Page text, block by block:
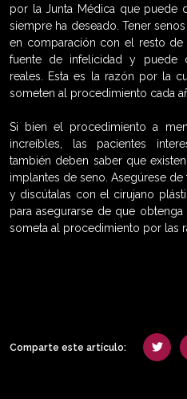
por la Junta Médica que
siempre ha deseado. Tener
en comparación con el resto de
fuente de infelicidad y puede
reales. Esta es la razón por la
someten al procedimiento cada
Si bien el procedimiento a
increíbles, las pacientes
también deben saber que
implantes de seno. Asegúrese
y discútalas con el cirujano
para asegurarse de que
someta al procedimiento por las
Comparte este artículo: